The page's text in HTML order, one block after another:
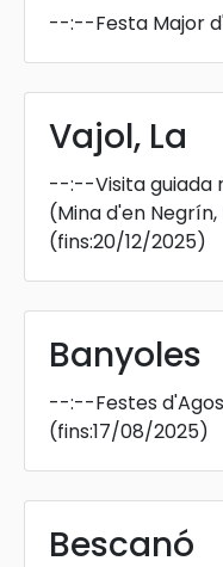
--:--Festa Major
Vajol, La
--:--Visita guiada
(Mina d'en
(fins:20/12/2025)
Banyoles
--:--Festes
(fins:17/08/2025)
Bescanó